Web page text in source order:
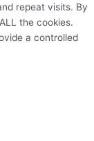
repeat visits. By
the cookies.
a controlled